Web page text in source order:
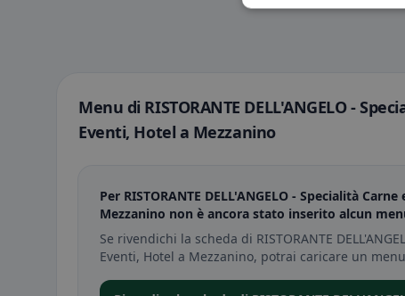
Menu di RISTORANTE DELL'ANGELO -
Eventi, Hotel a Mezzanino
Per RISTORANTE DELL'ANGELO - Specialità
Mezzanino non è ancora stato inserito alcun
Se rivendichi la scheda di RISTORANTE
Eventi, Hotel a Mezzanino, potrai caricare un